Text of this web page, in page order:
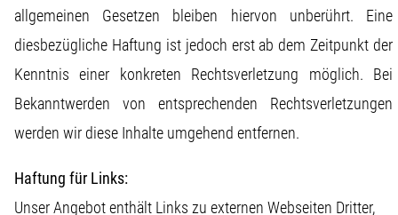
allgemeinen Gesetzen bleiben hiervon unberührt. Eine
diesbezügliche Haftung ist jedoch erst ab dem Zeitpunkt der
Kenntnis einer konkreten Rechtsverletzung möglich. Bei
Bekanntwerden von entsprechenden Rechtsverletzungen
werden wir diese Inhalte umgehend entfernen.
Haftung für Links:
Unser Angebot enthält Links zu externen Webseiten Dritter,